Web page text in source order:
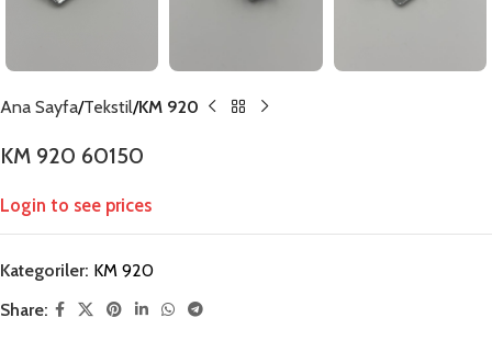
Ana Sayfa Tekstil KM 920
KM 920 60150
Login to see prices
Kategoriler: KM 920
Share: